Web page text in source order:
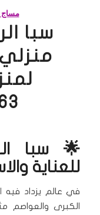
مساج
سبا
🌟 سبا
للعناية
في عالم يزداد فيه
الكبرى والعواصم